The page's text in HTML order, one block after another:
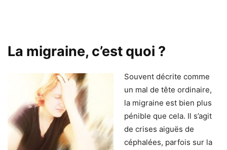
La migraine, c’est quoi ?
Souvent décrite comme
un mal de tête ordinaire,
la migraine est bien plus
pénible que cela. Il s’agit
de crises aiguës de
céphalées, parfois sur la